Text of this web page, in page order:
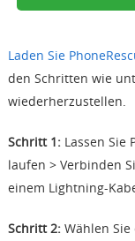
Laden Sie
den Schritten wie
wiederherzustellen.
Schritt 1:Lassen Sie
laufen > Verbinden
einem Lightning-
Schritt 2:Wählen Sie